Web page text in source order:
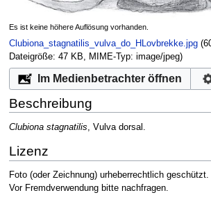
Es ist keine höhere Auflösung vorhanden.
Clubiona_stagnatilis_vulva_do_HLovbrekke.jpg‎
Dateigröße: 47 KB, MIME-Typ: image/jpeg)
Im Medienbetrachter öffnen
Beschreibung
Clubiona stagnatilis , Vulva dorsal.
Lizenz
Foto (oder Zeichnung) urheberrechtlich
Vor Fremdverwendung bitte nachfragen.